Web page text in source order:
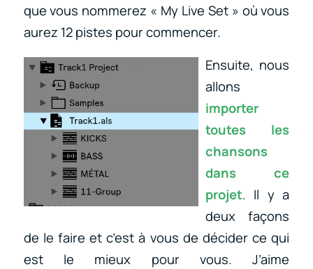
que vous nommerez « My Live Set » où vous
aurez 12 pistes pour commencer.
Ensuite, nous
allons
importer
toutes les
chansons
dans ce
projet. Il y a
deux façons
de le faire et c’est à vous de décider ce qui
est le mieux pour vous. J’aime